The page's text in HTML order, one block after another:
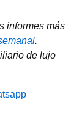
informes más
.
de lujo